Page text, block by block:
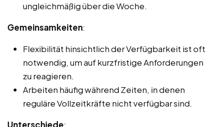
ungleichmäßig über die Woche.
Gemeinsamkeiten:
Flexibilität hinsichtlich der Verfügbarkeit ist oft
notwendig, um auf kurzfristige Anforderungen
zu reagieren.
Arbeiten häufig während Zeiten, in denen
reguläre Vollzeitkräfte nicht verfügbar sind.
Unterschiede: